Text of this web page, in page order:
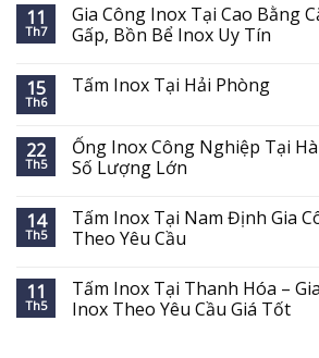
11
Th7
Gia Công Inox Tại Cao Bằng
Gấp, Bồn Bể Inox Uy Tín
15
Th6
Tấm Inox Tại Hải Phòng
22
Th5
Ống Inox Công Nghiệp Tại
Số Lượng Lớn
14
Th5
Tấm Inox Tại Nam Định Gia
Theo Yêu Cầu
11
Th5
Tấm Inox Tại Thanh Hóa –
Inox Theo Yêu Cầu Giá Tốt